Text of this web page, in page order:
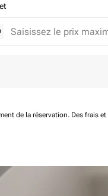
de la réservation. Des frais